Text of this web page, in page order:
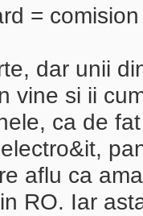
=
dar unii
vine si ii
ca de
aflu ca
RO. Iar